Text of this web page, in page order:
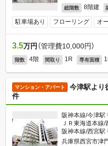
総階数 8階建
駐車場あり フローリング オ
3.5万円 （管理費10,000円）
階数 4階 間取り 1R 専有面積
マンション・アパート
今津駅より
件
阪神本線/今津駅
ＪＲ東海道本線
阪神本線/西宮駅
兵庫県西宮市津